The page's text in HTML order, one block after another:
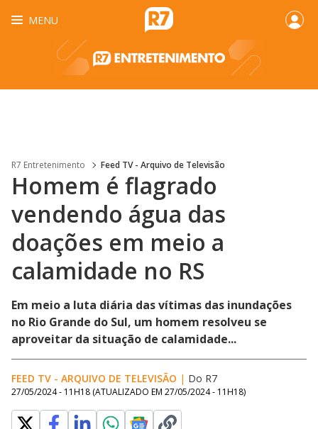
MENU
R7 Entretenimento Feed TV - Arquivo de Televisão
Homem é flagrado
vendendo água das
doações em meio a
calamidade no RS
Em meio a luta diária das vítimas das inundações
no Rio Grande do Sul, um homem resolveu se
aproveitar da situação de calamidade...
FEED TV - ARQUIVO DE TELEVISÃO | Do R7
27/05/2024 - 11H18 (ATUALIZADO EM 27/05/2024 - 11H18)